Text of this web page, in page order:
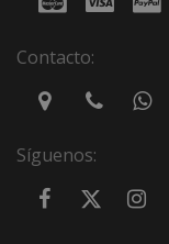
Contacto:
Síguenos: